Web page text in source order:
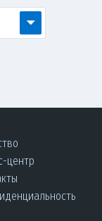
центр